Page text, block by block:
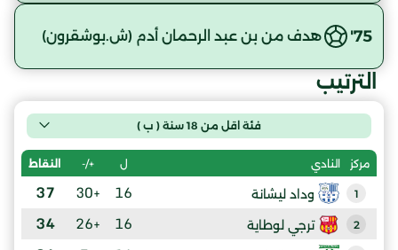
75' هدف من بن عبد الرحمان أدم (ش.بوشقرون)
الترتيب
فئة اقل من 18 سنة ( ب )
مركز النادي ل +/- النقاط
1 وداد ليشانة 16
+30
37
2 ترجي لوطاية 16
+26
34